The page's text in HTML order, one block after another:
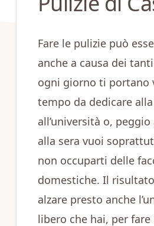
Fare le pulizie può
anche a causa dei
ogni giorno ti portano
tempo da dedicare
all’università o,
alla sera vuoi
non occuparti delle
domestiche. Il
alzare presto anche
libero che hai, per